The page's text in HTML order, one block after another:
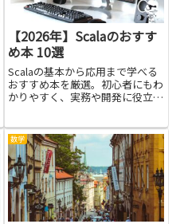
【2026年】Scalaのおすす
め本 10選
Scalaの基本から応用まで学べる
おすすめ本を厳選。初心者にもわ
かりやすく、実務や開発に役立つ
数学